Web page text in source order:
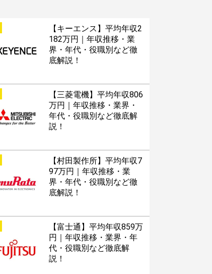
【キーエンス】平均年収2
182万円｜年収推移・業
界・年代・役職別など徹
底解説！
【三菱電機】平均年収806
万円｜年収推移・業界・
年代・役職別など徹底解
説！
【村田製作所】平均年収7
97万円｜年収推移・業
界・年代・役職別など徹
底解説！
【富士通】平均年収859万
円｜年収推移・業界・年
代・役職別など徹底解
説！